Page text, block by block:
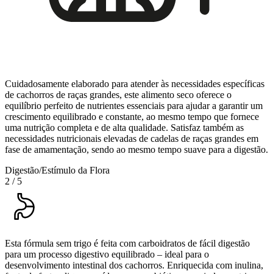
Cuidadosamente elaborado para atender às necessidades específicas
de cachorros de raças grandes, este alimento seco oferece o
equilíbrio perfeito de nutrientes essenciais para ajudar a garantir um
crescimento equilibrado e constante, ao mesmo tempo que fornece
uma nutrição completa e de alta qualidade. Satisfaz também as
necessidades nutricionais elevadas de cadelas de raças grandes em
fase de amamentação, sendo ao mesmo tempo suave para a digestão.
Digestão/Estímulo da Flora
2 / 5
Esta fórmula sem trigo é feita com carboidratos de fácil digestão
para um processo digestivo equilibrado – ideal para o
desenvolvimento intestinal dos cachorros. Enriquecida com inulina,